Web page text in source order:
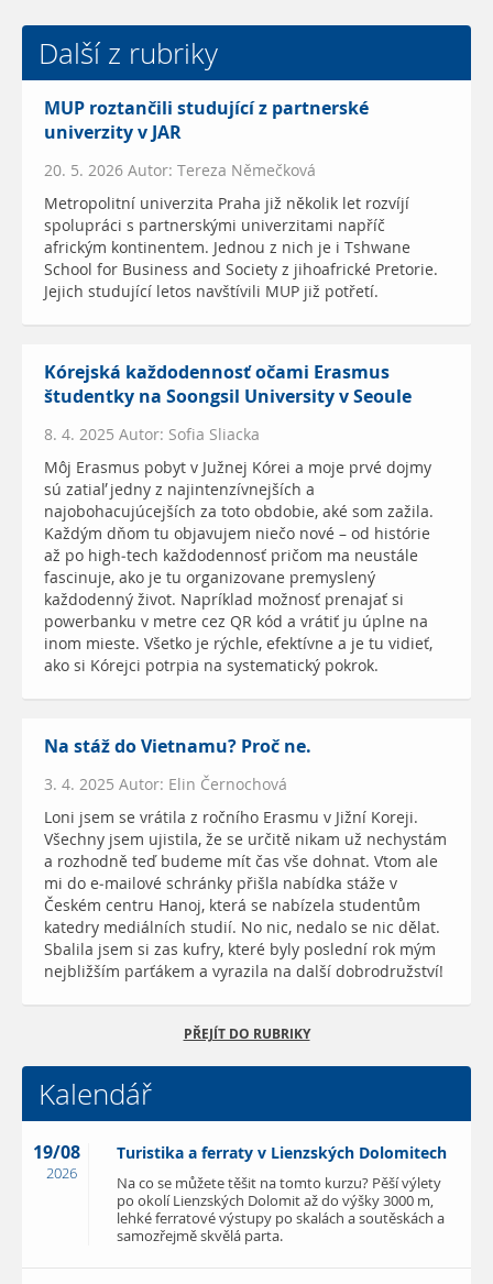
Další z rubriky
MUP roztančili studující z partnerské
univerzity v JAR
20. 5. 2026 Autor: Tereza Němečková
Metropolitní univerzita Praha již několik let rozvíjí
spolupráci s partnerskými univerzitami napříč
africkým kontinentem. Jednou z nich je i Tshwane
School for Business and Society z jihoafrické Pretorie.
Jejich studující letos navštívili MUP již potřetí.
Kórejská každodennosť očami Erasmus
študentky na Soongsil University v Seoule
8. 4. 2025 Autor: Sofia Sliacka
Môj Erasmus pobyt v Južnej Kórei a moje prvé dojmy
sú zatiaľ jedny z najintenzívnejších a
najobohacujúcejších za toto obdobie, aké som zažila.
Každým dňom tu objavujem niečo nové – od histórie
až po high-tech každodennosť pričom ma neustále
fascinuje, ako je tu organizovane premyslený
každodenný život. Napríklad možnosť prenajať si
powerbanku v metre cez QR kód a vrátiť ju úplne na
inom mieste. Všetko je rýchle, efektívne a je tu vidieť,
ako si Kórejci potrpia na systematický pokrok.
Na stáž do Vietnamu? Proč ne.
3. 4. 2025 Autor: Elin Černochová
Loni jsem se vrátila z ročního Erasmu v Jižní Koreji.
Všechny jsem ujistila, že se určitě nikam už nechystám
a rozhodně teď budeme mít čas vše dohnat. Vtom ale
mi do e-mailové schránky přišla nabídka stáže v
Českém centru Hanoj, která se nabízela studentům
katedry mediálních studií. No nic, nedalo se nic dělat.
Sbalila jsem si zas kufry, které byly poslední rok mým
nejbližším parťákem a vyrazila na další dobrodružství!
PŘEJÍT DO RUBRIKY
Kalendář
19/08
2026
Turistika a ferraty v Lienzských Dolomitech
Na co se můžete těšit na tomto kurzu? Pěší výlety
po okolí Lienzských Dolomit až do výšky 3000 m,
lehké ferratové výstupy po skalách a soutěskách a
samozřejmě skvělá parta.